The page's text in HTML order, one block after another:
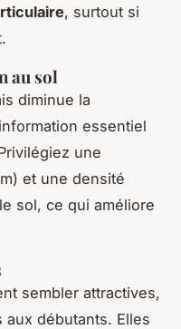
, surtout si
au sol
diminue la
essentiel
une
et une densité
sol, ce qui améliore
sembler attractives,
débutants. Elles